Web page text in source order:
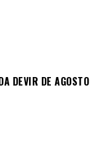
DEVIR DE AGOSTO